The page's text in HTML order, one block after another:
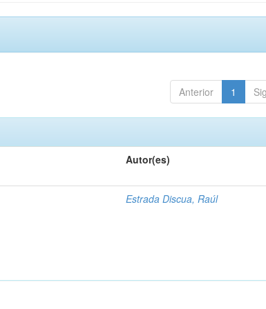
Anterior 1
Autor(es)
Estrada Discua, Raúl